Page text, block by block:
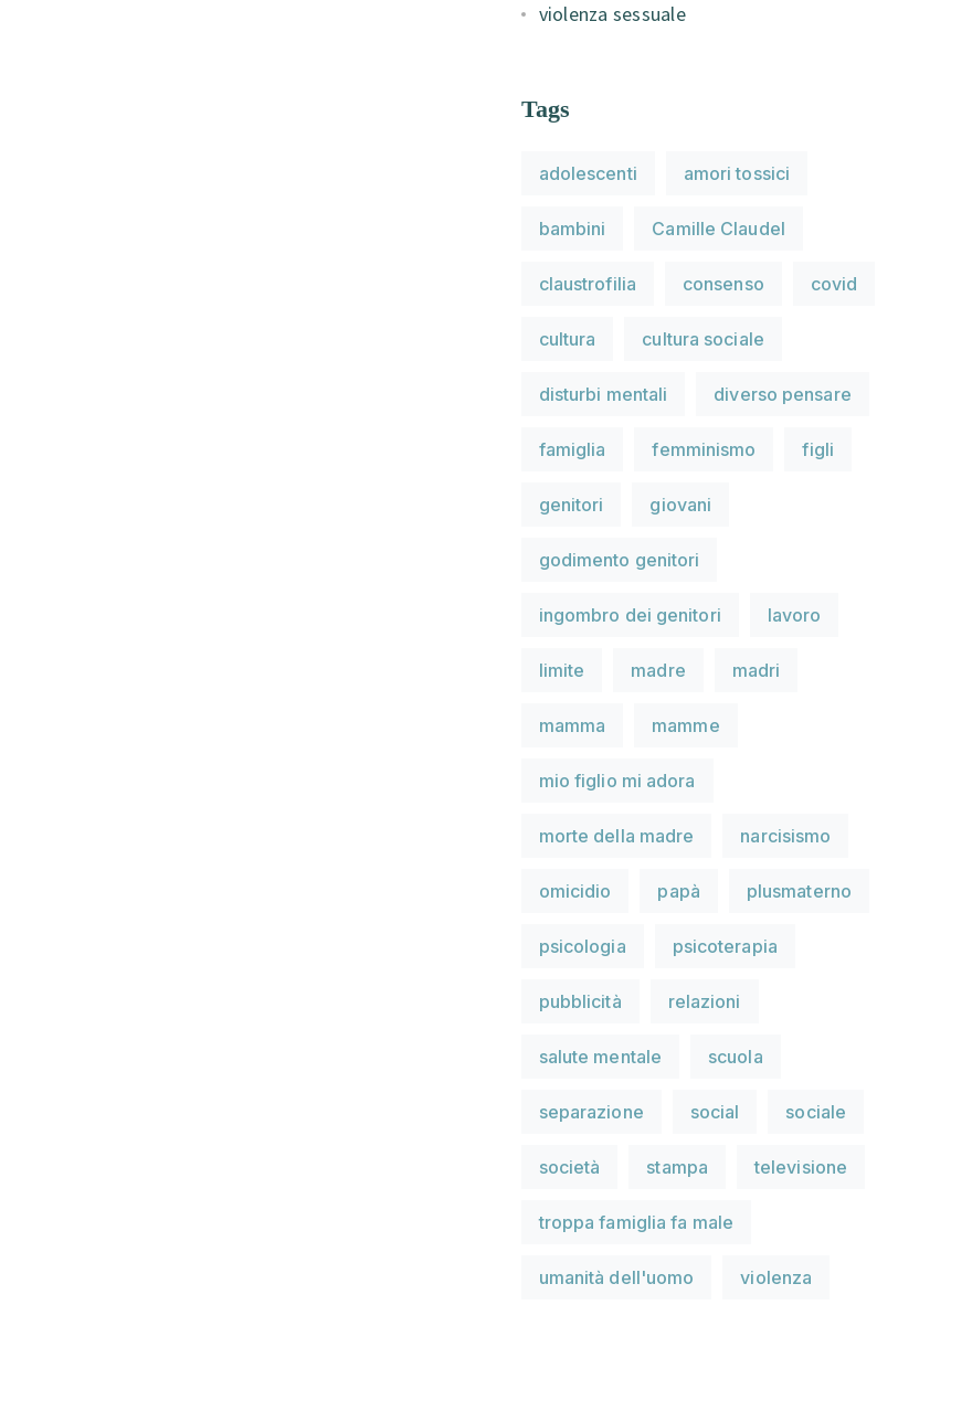
violenza sessuale
Tags
adolescenti amori tossici
bambini Camille Claudel
claustrofilia consenso covid
cultura cultura sociale
disturbi mentali diverso pensare
famiglia femminismo figli
genitori giovani
godimento genitori
ingombro dei genitori lavoro
limite madre madri
mamma mamme
mio figlio mi adora
morte della madre narcisismo
omicidio papà plusmaterno
psicologia psicoterapia
pubblicità relazioni
salute mentale scuola
separazione social sociale
società stampa televisione
troppa famiglia fa male
umanità dell'uomo violenza